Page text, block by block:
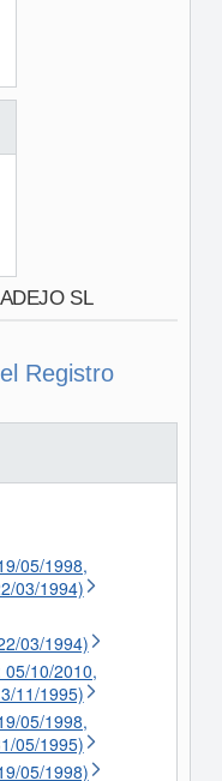
SL
Registro
05/1998,
03/1994)
03/1994)
05/10/2010,
11/1995)
05/1998,
05/1995)
05/1998)